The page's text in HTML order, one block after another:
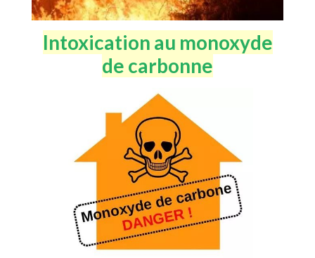
Intoxication au monoxyde
de carbonne